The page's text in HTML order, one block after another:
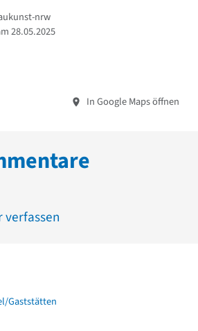
nrw
28.05.2025
In Google Maps öffnen
Gaststätten